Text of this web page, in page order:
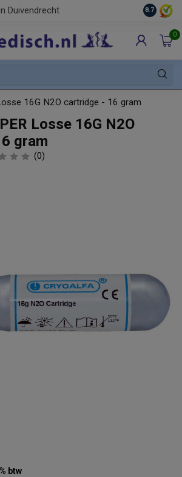
Duivendrecht 8.7
0
16G N2O cartridge - 16 gram
Losse 16G N2O
gram
(0)
btw